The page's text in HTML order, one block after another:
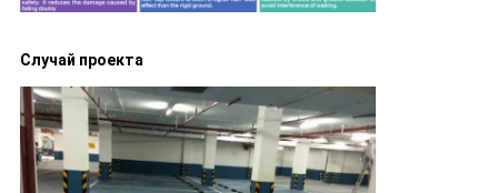
Случай проекта